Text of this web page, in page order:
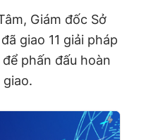
Giám đốc Sở
giao 11 giải pháp
phấn đấu hoàn